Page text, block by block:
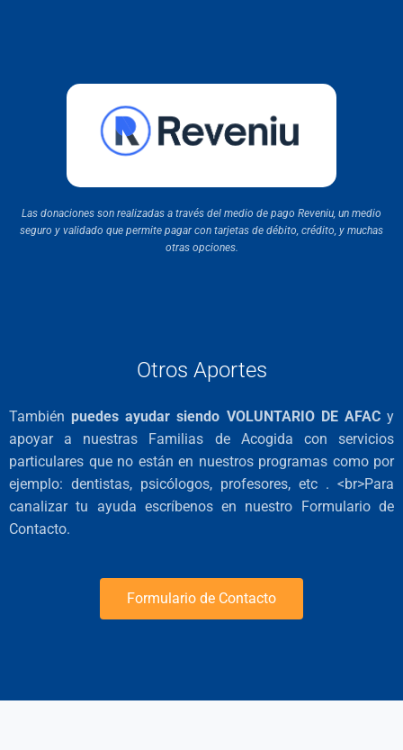
Las donaciones son realizadas a través del medio de pago Reveniu, un medio
seguro y validado que permite pagar con tarjetas de débito, crédito, y muchas
otras opciones.
Otros Aportes
Tambiénpuedes ayudar siendo VOLUNTARIO DE AFACy
apoyar a nuestras Familias de Acogida con servicios
particulares que no están en nuestros programas como por
ejemplo: dentistas, psicólogos, profesores, etc . <br>Para
canalizar tu ayuda escríbenos en nuestro Formulario de
Contacto.
Formulario de Contacto